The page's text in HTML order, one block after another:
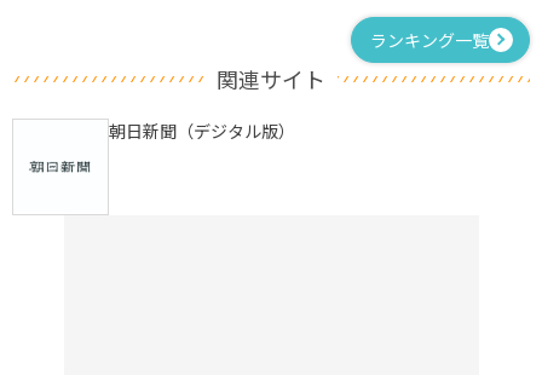
ランキング一覧
関連サイト
朝日新聞（デジタル版）